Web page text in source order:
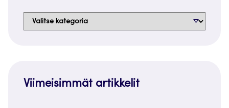
Aiheet
Viimeisimmät artikkelit